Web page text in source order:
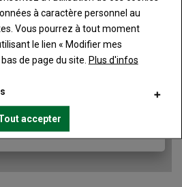
M'ABONNE
articles du site Terre de Touraine
les supports
information grâce à la
Terre de Touraine
à caractère personnel au
Vous pourrez à tout moment
le lien « Modifier mes
de page du site. Plus d'infos
accepter